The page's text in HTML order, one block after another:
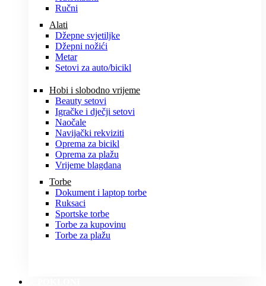
Ručni
Alati
Džepne svjetiljke
Džepni nožići
Metar
Setovi za auto/bicikl
Hobi i slobodno vrijeme
Beauty setovi
Igračke i dječji setovi
Naočale
Navijački rekviziti
Oprema za bicikl
Oprema za plažu
Vrijeme blagdana
Torbe
Dokument i laptop torbe
Ruksaci
Sportske torbe
Torbe za kupovinu
Torbe za plažu